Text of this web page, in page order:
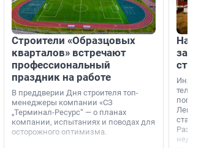
Строители «Образцовых
кварталов» встречают
профессиональный
праздник на работе
В преддверии Дня строителя топ-
менеджеры компании «СЗ
„Терминал-Ресурс“ — о планах
компании, испытаниях и поводах для
осторожного оптимизма.
На
станции